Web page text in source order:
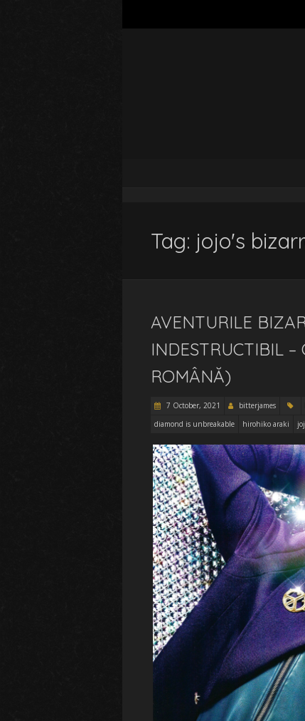
Tag: jojo's
AVENTURILE
INDESTRUCTIBIL
ROMÂNĂ)
7 October, 2021 bitterjames
diamond is unbreakable
hirohiko araki